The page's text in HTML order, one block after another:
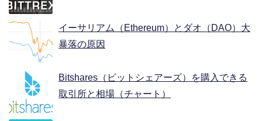
イーサリアム（Ethereum）とダオ（DAO）大
暴落の原因
Bitshares（ビットシェアーズ）を購入できる
取引所と相場（チャート）